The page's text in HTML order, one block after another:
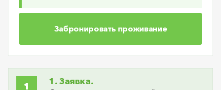
Забронировать проживание
1. Заявка.